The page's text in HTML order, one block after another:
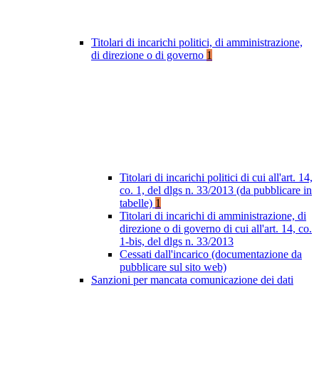
Titolari di incarichi politici, di amministrazione,
di direzione o di governo 1
Titolari di incarichi politici di cui all'art. 14,
co. 1, del dlgs n. 33/2013 (da pubblicare in
tabelle) 1
Titolari di incarichi di amministrazione, di
direzione o di governo di cui all'art. 14, co.
1-bis, del dlgs n. 33/2013
Cessati dall'incarico (documentazione da
pubblicare sul sito web)
Sanzioni per mancata comunicazione dei dati